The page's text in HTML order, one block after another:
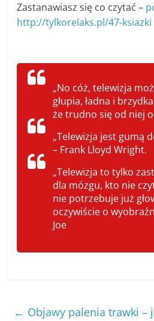
Zastanawiasz się co czytać –
http://tylkorelaks.pl/47-ksiazki
„No cóż, telewizja
głupia, ładna i
że trudno się od niej
„Telewizja jest gumą
– Frank Lloyd Wright.
„Telewizja to tylko
dla mózgu, kto nie
nie potrzebuje już
oczywiście o
Joe
← Objawy palenia trawki –